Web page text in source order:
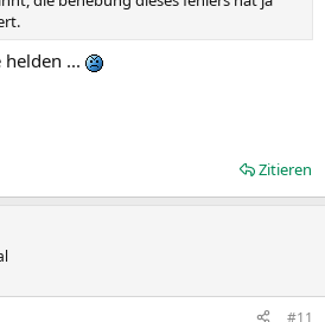
...
Zitieren
#11